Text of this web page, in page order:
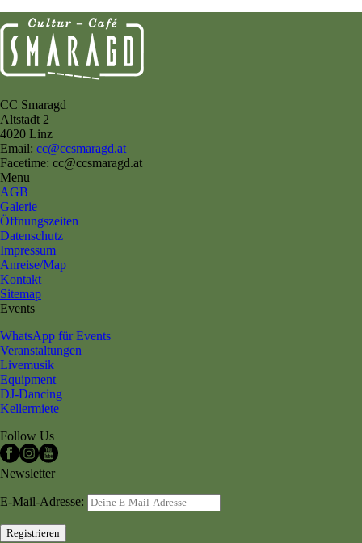
CC Smaragd
Altstadt 2
4020 Linz
Email: cc@ccsmaragd.at
Facetime: cc@ccsmaragd.at
Menu
AGB
Galerie
Öffnungszeiten
Datenschutz
Impressum
Anreise/Map
Kontakt
Sitemap
Events
WhatsApp für Events
Veranstaltungen
Livemusik
Equipment
DJ-Dancing
Kellermiete
Follow Us
Newsletter
E-Mail-Adresse: